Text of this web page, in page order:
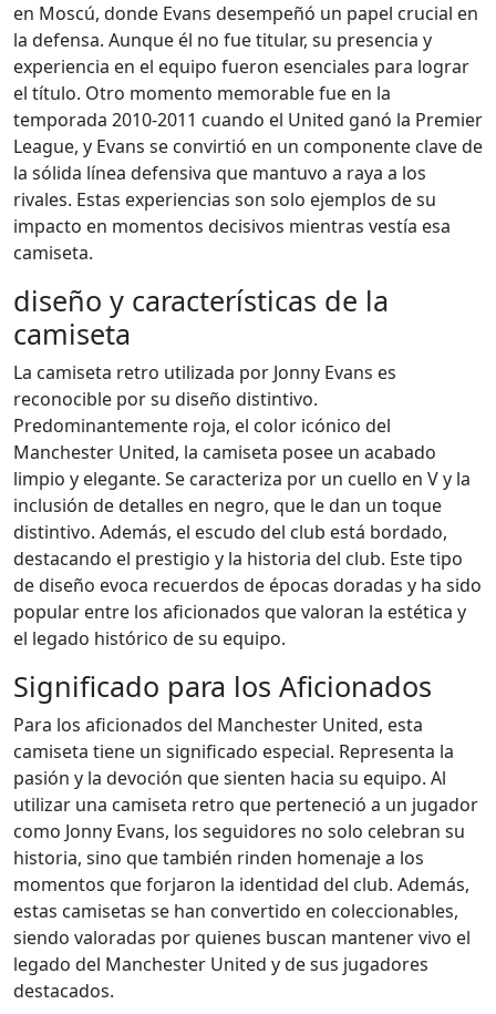
en Moscú, donde Evans desempeñó un papel crucial en
la defensa. Aunque él no fue titular, su presencia y
experiencia en el equipo fueron esenciales para lograr
el título. Otro momento memorable fue en la
temporada 2010-2011 cuando el United ganó la Premier
League, y Evans se convirtió en un componente clave de
la sólida línea defensiva que mantuvo a raya a los
rivales. Estas experiencias son solo ejemplos de su
impacto en momentos decisivos mientras vestía esa
camiseta.
diseño y características de la
camiseta
La camiseta retro utilizada por Jonny Evans es
reconocible por su diseño distintivo.
Predominantemente roja, el color icónico del
Manchester United, la camiseta posee un acabado
limpio y elegante. Se caracteriza por un cuello en V y la
inclusión de detalles en negro, que le dan un toque
distintivo. Además, el escudo del club está bordado,
destacando el prestigio y la historia del club. Este tipo
de diseño evoca recuerdos de épocas doradas y ha sido
popular entre los aficionados que valoran la estética y
el legado histórico de su equipo.
Significado para los Aficionados
Para los aficionados del Manchester United, esta
camiseta tiene un significado especial. Representa la
pasión y la devoción que sienten hacia su equipo. Al
utilizar una camiseta retro que perteneció a un jugador
como Jonny Evans, los seguidores no solo celebran su
historia, sino que también rinden homenaje a los
momentos que forjaron la identidad del club. Además,
estas camisetas se han convertido en coleccionables,
siendo valoradas por quienes buscan mantener vivo el
legado del Manchester United y de sus jugadores
destacados.